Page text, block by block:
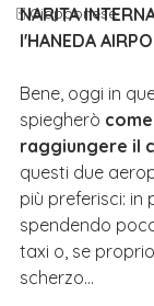
🀄️ Giapponese
NARITA
l'HANEDA
Bene, oggi in
spiegherò
raggiungere il
questi due
più preferisci: in
spendendo
taxi o, se
scherzo...